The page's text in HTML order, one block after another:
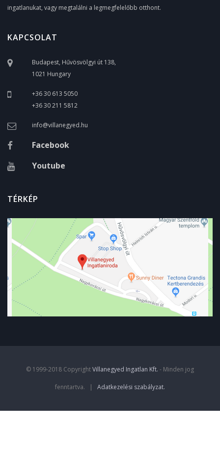
ingatlanukat, vagy megtalálni a legmegfelelőbb otthont.
KAPCSOLAT
Budapest, Hűvösvölgyi út 138,
1021 Hungary
+36 30 613 5050
+36 30 211 5812
info@villanegyed.hu
Facebook
Youtube
TÉRKÉP
© 1999-2018 CopyrightVillanegyed Ingatlan Kft. - Minden jog
fenntartva. | Adatkezelési szabályzat.